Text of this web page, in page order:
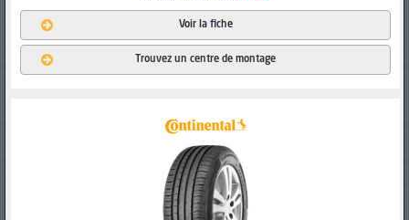
Voir la fiche
Trouvez un centre de montage